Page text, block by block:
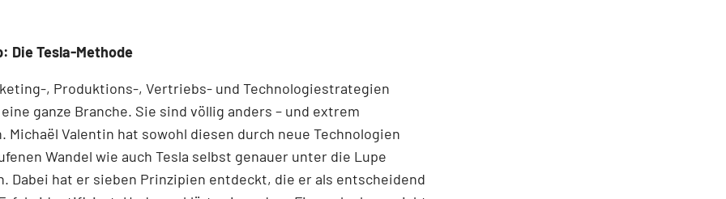
Die Tesla-Methode
, Produktions-, Vertriebs- und Technologiestrategien
ganze Branche. Sie sind völlig anders – und extrem
Michaël Valentin hat sowohl diesen durch neue Technologien
Wandel wie auch Tesla selbst genauer unter die Lupe
Dabei hat er sieben Prinzipien entdeckt, die er als entscheidend